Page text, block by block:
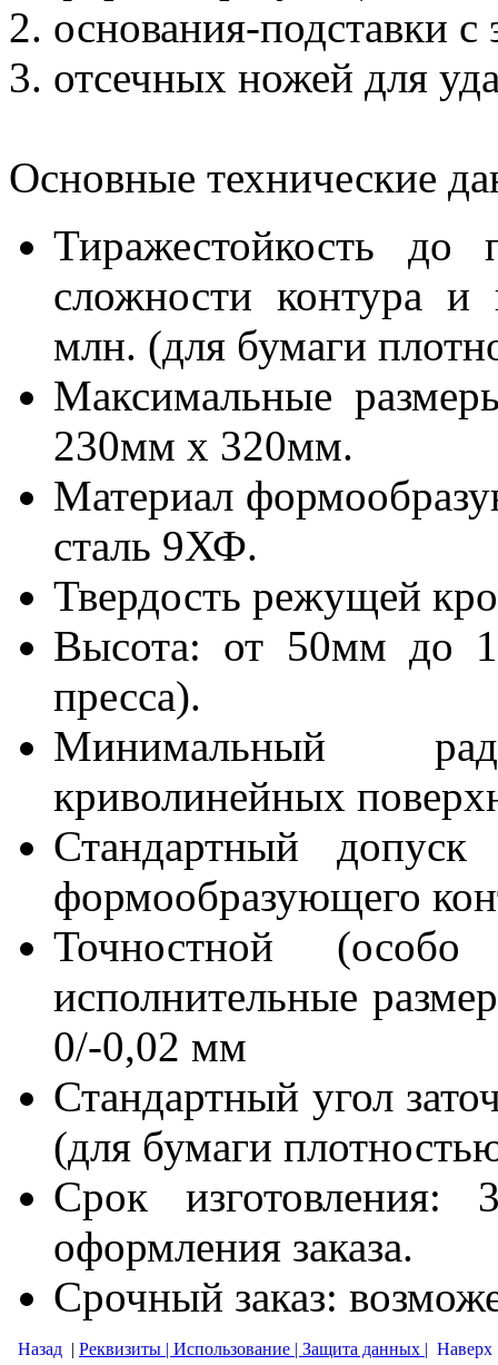
2. основания-подставки
3. отсечных ножей для
Основные технические
Тиражестойкость до
сложности контура и
млн. (для бумаги
Максимальные
230мм х 320мм.
Материал
сталь 9ХФ.
Твердость режущей
Высота: от 50мм до
пресса).
Минимальный
криволинейных
Стандартный
формообразующего
Точностной
исполнительные
0/-0,02 мм
Стандартный угол
(для бумаги
Срок
оформления заказа.
Срочный заказ:
Назад | Реквизиты | Использование | Защита данных | Наверх